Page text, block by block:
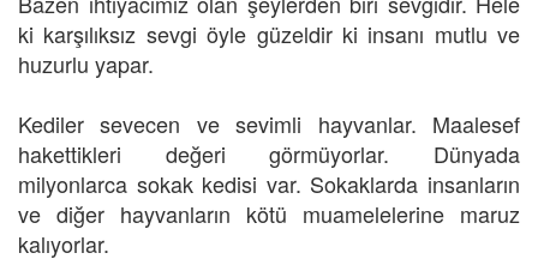
ki karşılıksız sevgi öyle güzeldir ki insanı mutlu ve
huzurlu yapar.
Kediler sevecen ve sevimli hayvanlar. Maalesef
hakettikleri değeri görmüyorlar. Dünyada
milyonlarca sokak kedisi var. Sokaklarda insanların
ve diğer hayvanların kötü muamelelerine maruz
kalıyorlar.